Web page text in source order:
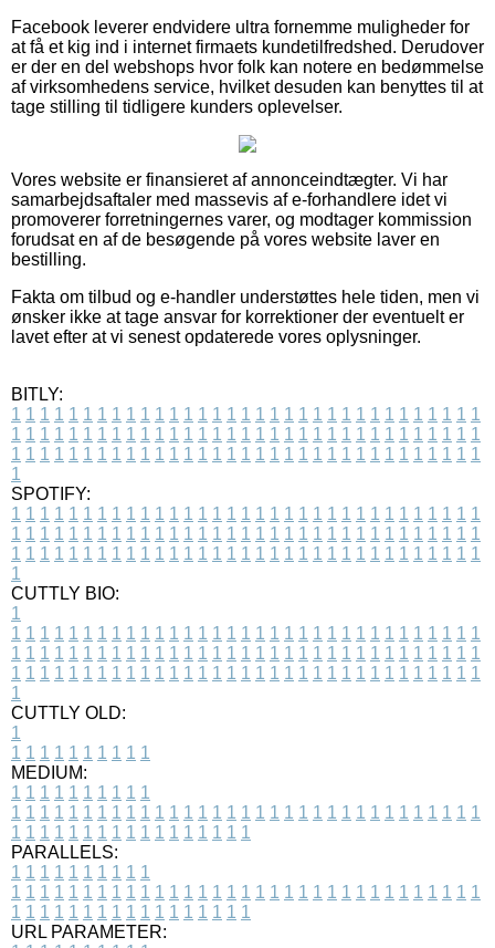
Facebook leverer endvidere ultra fornemme muligheder for
at få et kig ind i internet firmaets kundetilfredshed. Derudover
er der en del webshops hvor folk kan notere en bedømmelse
af virksomhedens service, hvilket desuden kan benyttes til at
tage stilling til tidligere kunders oplevelser.
Vores website er finansieret af annonceindtægter. Vi har
samarbejdsaftaler med massevis af e-forhandlere idet vi
promoverer forretningernes varer, og modtager kommission
forudsat en af de besøgende på vores website laver en
bestilling.
Fakta om tilbud og e-handler understøttes hele tiden, men vi
ønsker ikke at tage ansvar for korrektioner der eventuelt er
lavet efter at vi senest opdaterede vores oplysninger.
BITLY:
1 1 1 1 1 1 1 1 1 1 1 1 1 1 1 1 1 1 1 1 1 1 1 1 1 1 1 1 1 1 1 1 1
1 1 1 1 1 1 1 1 1 1 1 1 1 1 1 1 1 1 1 1 1 1 1 1 1 1 1 1 1 1 1 1 1
1 1 1 1 1 1 1 1 1 1 1 1 1 1 1 1 1 1 1 1 1 1 1 1 1 1 1 1 1 1 1 1 1
1
SPOTIFY:
1 1 1 1 1 1 1 1 1 1 1 1 1 1 1 1 1 1 1 1 1 1 1 1 1 1 1 1 1 1 1 1 1
1 1 1 1 1 1 1 1 1 1 1 1 1 1 1 1 1 1 1 1 1 1 1 1 1 1 1 1 1 1 1 1 1
1 1 1 1 1 1 1 1 1 1 1 1 1 1 1 1 1 1 1 1 1 1 1 1 1 1 1 1 1 1 1 1 1
1
CUTTLY BIO:
1
1 1 1 1 1 1 1 1 1 1 1 1 1 1 1 1 1 1 1 1 1 1 1 1 1 1 1 1 1 1 1 1 1
1 1 1 1 1 1 1 1 1 1 1 1 1 1 1 1 1 1 1 1 1 1 1 1 1 1 1 1 1 1 1 1 1
1 1 1 1 1 1 1 1 1 1 1 1 1 1 1 1 1 1 1 1 1 1 1 1 1 1 1 1 1 1 1 1 1
1
CUTTLY OLD:
1
1 1 1 1 1 1 1 1 1 1
MEDIUM:
1 1 1 1 1 1 1 1 1 1
1 1 1 1 1 1 1 1 1 1 1 1 1 1 1 1 1 1 1 1 1 1 1 1 1 1 1 1 1 1 1 1 1
1 1 1 1 1 1 1 1 1 1 1 1 1 1 1 1 1
PARALLELS:
1 1 1 1 1 1 1 1 1 1
1 1 1 1 1 1 1 1 1 1 1 1 1 1 1 1 1 1 1 1 1 1 1 1 1 1 1 1 1 1 1 1 1
1 1 1 1 1 1 1 1 1 1 1 1 1 1 1 1 1
URL PARAMETER: